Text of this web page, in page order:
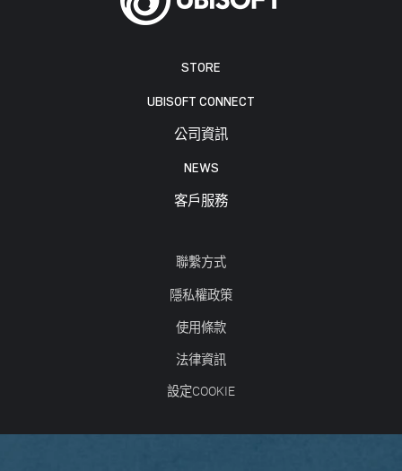
STORE
UBISOFT CONNECT
公司資訊
NEWS
客戶服務
聯繫方式
隱私權政策
使用條款
法律資訊
設定COOKIE